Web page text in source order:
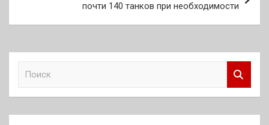
почти 140 танков при необходимости
к